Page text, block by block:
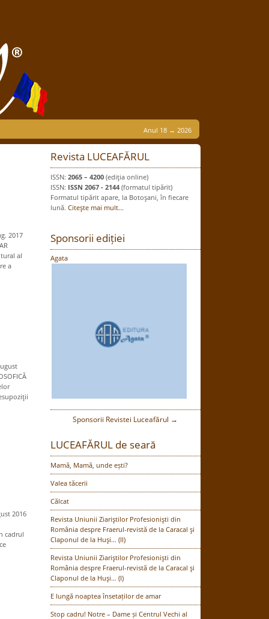
Anul 18 → 2026
Revista LUCEAFĂRUL
ISSN: 2065 – 4200(ediţia online)
ISSN: ISSN 2067 - 2144(formatul tipărit)
Formatul tipărit apare, la Botoşani, în fiecare
lună. Citeşte mai mult...
Sponsorii ediției
Agata
Sponsorii Revistei Luceafărul →
LUCEAFĂRUL de seară
Mamă, Mamă, unde ești?
Valea tăcerii
Călcat
Revista Uniunii Ziariştilor Profesionişti din
România despre Fraerul-revistă de la Caracal şi
Claponul de la Huşi… (II)
Revista Uniunii Ziariştilor Profesionişti din
România despre Fraerul-revistă de la Caracal şi
Claponul de la Huşi… (I)
E lungă noaptea însetaților de amar
Stop cadru! Notre – Dame și Centrul Vechi al
2017
al
a
2016
cadrul